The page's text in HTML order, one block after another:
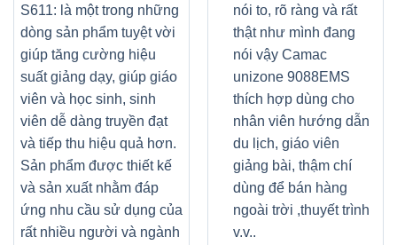
S611: là một trong những
dòng sản phẩm tuyệt vời
giúp tăng cường hiệu
suất giảng dạy, giúp giáo
viên và học sinh, sinh
viên dễ dàng truyền đạt
và tiếp thu hiệu quả hơn.
Sản phẩm được thiết kế
và sản xuất nhằm đáp
ứng nhu cầu sử dụng của
rất nhiều người và ngành
nói to, rõ ràng và rất
thật như mình đang
nói vậy Camac
unizone 9088EMS
thích hợp dùng cho
nhân viên hướng dẫn
du lịch, giáo viên
giảng bài, thậm chí
dùng để bán hàng
ngoài trời ,thuyết trình
v.v..